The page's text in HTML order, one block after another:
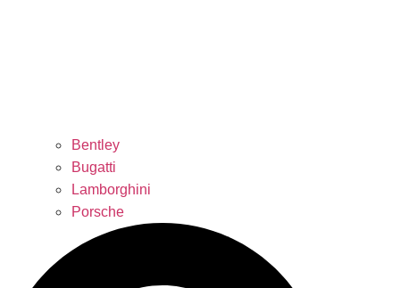
Bentley
Bugatti
Lamborghini
Porsche